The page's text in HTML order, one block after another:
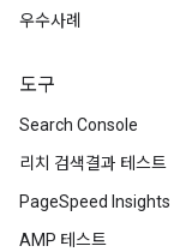
우수사례
도구
Search Console
리치 검색결과 테스트
PageSpeed Insights
AMP 테스트